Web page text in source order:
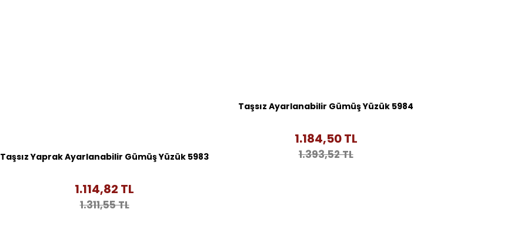
Taşsız Yaprak Ayarlanabilir Gümüş Yüzük 5983
1.114,82 TL
1.311,55 TL
Taşsız Ayarlanabilir Gümüş Yüzük 5984
1.184,50 TL
1.393,52 TL